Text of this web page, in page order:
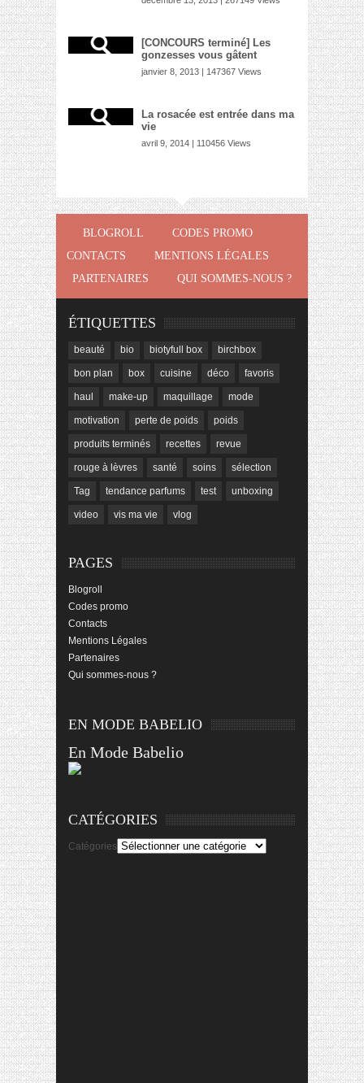
[CONCOURS terminé] Les
gonzesses vous gâtent
janvier 8, 2013 | 147367 Views
La rosacée est entrée dans ma
vie
avril 9, 2014 | 110456 Views
BLOGROLL
CODES PROMO
CONTACTS
MENTIONS LÉGALES
PARTENAIRES
QUI SOMMES-NOUS ?
ÉTIQUETTES
beauté bio biotyfull box birchbox
bon plan box cuisine déco favoris
haul make-up maquillage mode
motivation perte de poids poids
produits terminés recettes revue
rouge à lèvres santé soins sélection
Tag tendance parfums test unboxing
video vis ma vie vlog
PAGES
Blogroll
Codes promo
Contacts
Mentions Légales
Partenaires
Qui sommes-nous ?
EN MODE BABELIO
En Mode Babelio
CATÉGORIES
Catégories